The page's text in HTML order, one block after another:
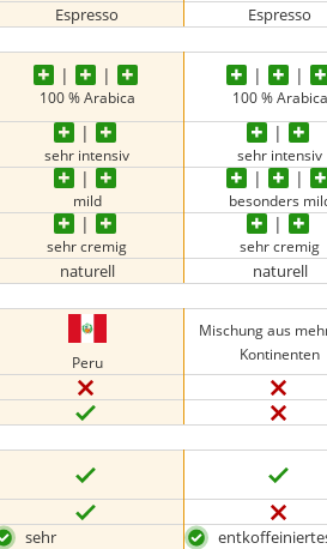
Espresso Espresso
100 % Arabica 100 % Arabica
sehr intensiv sehr intensiv
mild besonders
sehr cremig sehr cremig
naturell naturell
Peru
Mischung aus
Kontinenten
sehr